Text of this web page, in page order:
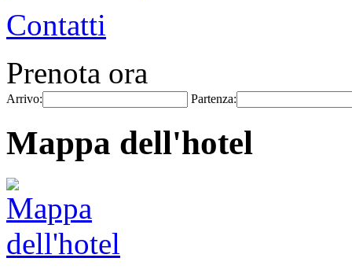
Contatti
Prenota ora
Arrivo: Partenza:
Mappa dell'hotel